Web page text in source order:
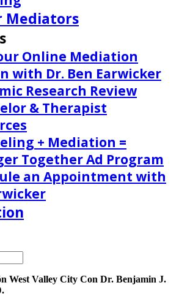
Mediators
Online Mediation
with Dr. Ben Earwicker
Research Review
& Therapist
+ Mediation =
Together Ad Program
an Appointment with
West Valley City Con Dr. Benjamin J.